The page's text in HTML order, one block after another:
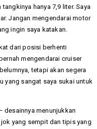
hanya 7,9 liter. Saya
Jangan mengendarai motor
ingin saya katakan.
dari posisi berhenti
mengendarai cruiser
tetapi akan segera
yang sangat saya sukai untuk
desainnya menunjukkan
yang sempit dan tipis yang